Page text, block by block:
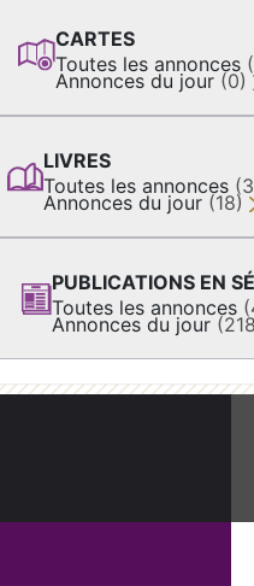
CARTES
Toutes les annonces
Annonces du jour (0)
LIVRES
Toutes les annonces
Annonces du jour (18)
PUBLICATIONS EN
Toutes les annonces
Annonces du jour